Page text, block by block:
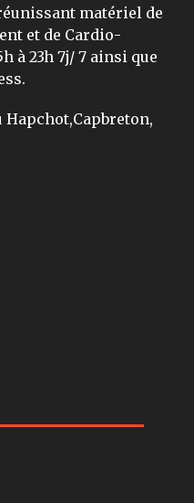
matériel de
et de Cardio-
à 23h 7j/ 7 ainsi que
Hapchot,Capbreton,